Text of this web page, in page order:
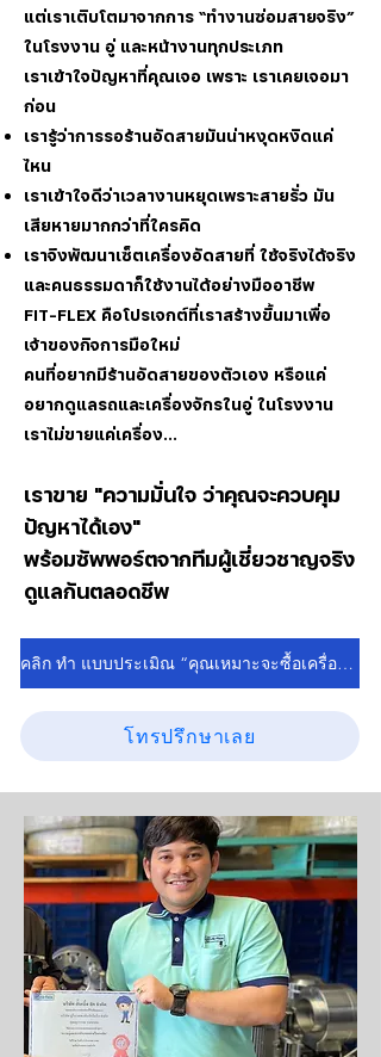
แต่เราเติบโตมาจากการ “ทำงานซ่อมสายจริง”
ในโรงงาน อู่ และหน้างานทุกประเภท
เราเข้าใจปัญหาที่คุณเจอ เพราะ เราเคยเจอมา
ก่อน
เรารู้ว่าการรอร้านอัดสายมันน่าหงุดหงิดแค่
ไหน
เราเข้าใจดีว่าเวลางานหยุดเพราะสายรั่ว มัน
เสียหายมากกว่าที่ใครคิด
เราจึงพัฒนาเซ็ตเครื่องอัดสายที่ ใช้จริงได้จริง
และคนธรรมดาก็ใช้งานได้อย่างมืออาชีพ
FIT-FLEX คือโปรเจกต์ที่เราสร้างขึ้นมาเพื่อ
เจ้าของกิจการมือใหม่
คนที่อยากมีร้านอัดสายของตัวเอง หรือแค่
อยากดูแลรถและเครื่องจักรในอู่ ในโรงงาน
เราไม่ขายแค่เครื่อง...
เราขาย "ความมั่นใจ ว่าคุณจะควบคุม
ปัญหาได้เอง"
พร้อมซัพพอร์ตจากทีมผู้เชี่ยวชาญจริง
ดูแลกันตลอดชีพ
คลิก ทำ แบบประเมิณ “คุณเหมาะจะซื้อเครื่องอัดสายไหม?”
โทรปรึกษาเลย